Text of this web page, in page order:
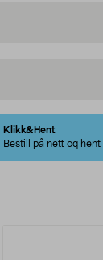
Klikk&Hent
Bestill på nett og hent